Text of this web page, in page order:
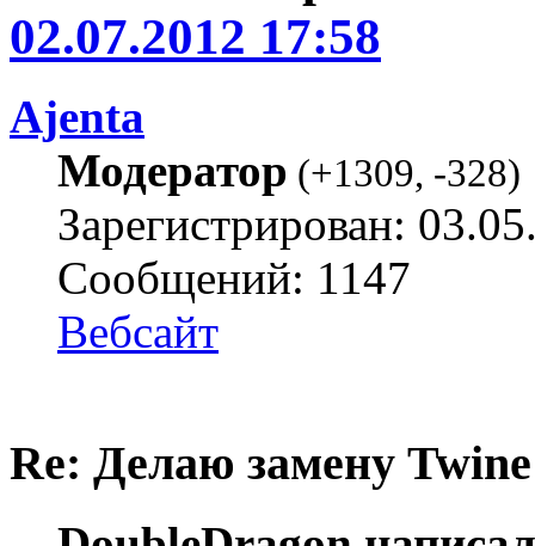
02.07.2012 17:58
Ajenta
Модератор (+1309, -328)
Зарегистрирован:
Сообщений: 1147
Вебсайт
Re: Делаю замену